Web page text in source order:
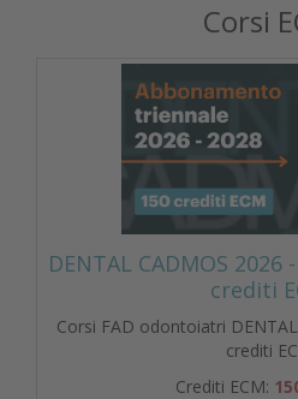
Corsi
DENTAL CADMOS
crediti
Corsi FAD odontoiatri
crediti
Crediti ECM: